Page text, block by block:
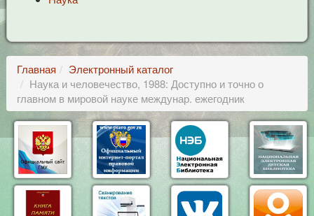
Главная
Электронный каталог
Наука и человечество, 1988: Доступно и точно о
главном в мировой науке междунар. ежегодник